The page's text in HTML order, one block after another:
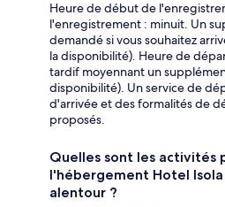
Heure de début de
l'enregistrement : minuit. Un
demandé si vous souhaitez
la disponibilité). Heure de
tardif moyennant un
disponibilité). Un service de
d'arrivée et des formalités de
proposés.
Quelles sont les activités
l'hébergement Hotel
alentour ?